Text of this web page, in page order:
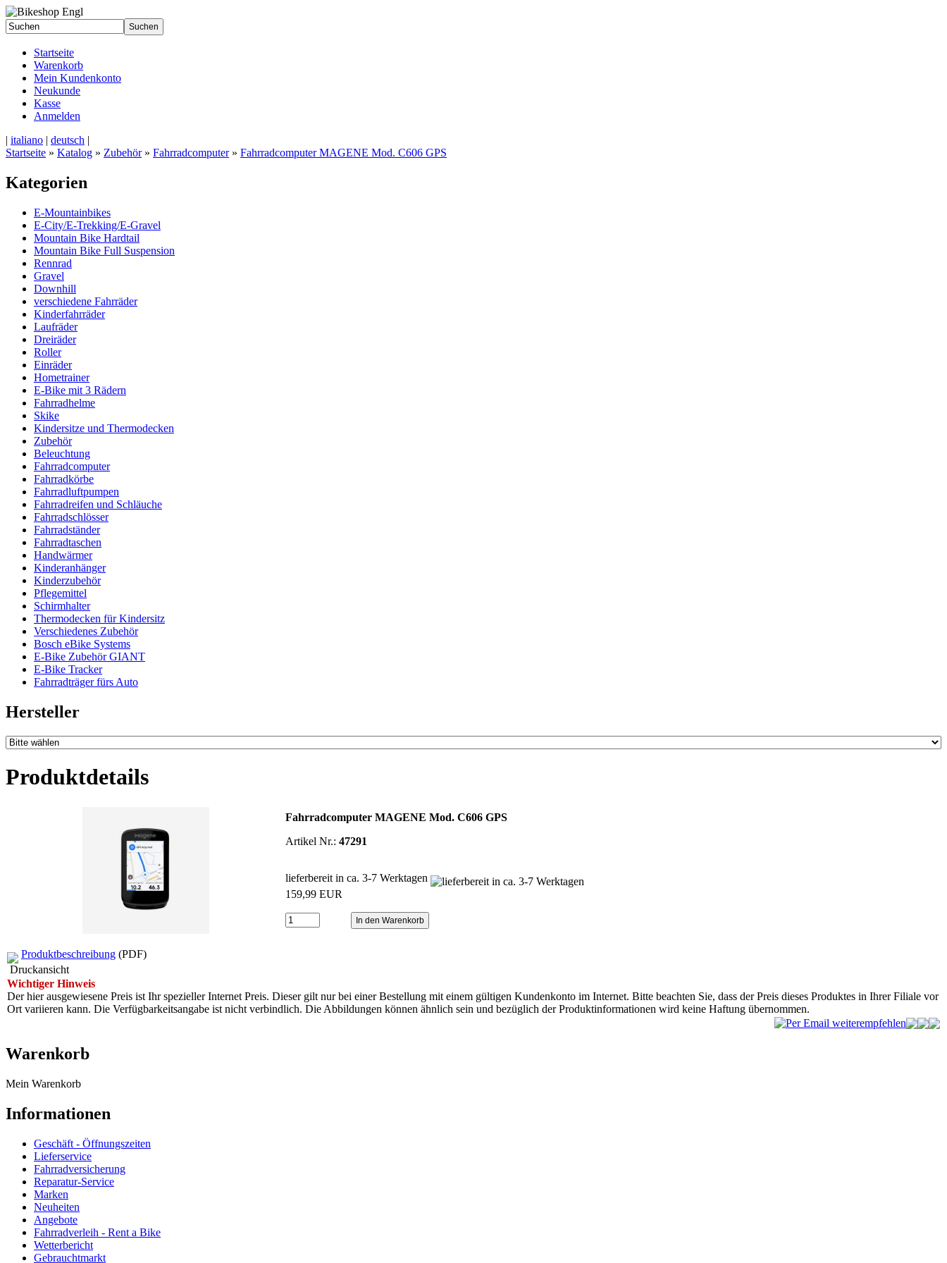
Startseite
Warenkorb
Mein Kundenkonto
Neukunde
Kasse
Anmelden
| italiano | deutsch |
Startseite » Katalog » Zubehör» Fahrradcomputer» Fahrradcomputer MAGENE Mod. C606 GPS
Kategorien
E-Mountainbikes
E-City/E-Trekking/E-Gravel
Mountain Bike Hardtail
Mountain Bike Full Suspension
Rennrad
Gravel
Downhill
verschiedene Fahrräder
Kinderfahrräder
Laufräder
Dreiräder
Roller
Einräder
Hometrainer
E-Bike mit 3 Rädern
Fahrradhelme
Skike
Kindersitze und Thermodecken
Zubehör
Beleuchtung
Fahrradcomputer
Fahrradkörbe
Fahrradluftpumpen
Fahrradreifen und Schläuche
Fahrradschlösser
Fahrradständer
Fahrradtaschen
Handwärmer
Kinderanhänger
Kinderzubehör
Pflegemittel
Schirmhalter
Thermodecken für Kindersitz
Verschiedenes Zubehör
Bosch eBike Systems
E-Bike Zubehör GIANT
E-Bike Tracker
Fahrradträger fürs Auto
Hersteller
Produktdetails
Fahrradcomputer MAGENE Mod. C606 GPS
Artikel Nr.: 47291
lieferbereit in ca. 3-7 Werktagen
159,99 EUR
Produktbeschreibung (PDF)
Druckansicht
Wichtiger Hinweis
Der hier ausgewiesene Preis ist Ihr spezieller Internet Preis. Dieser gilt nur bei einer Bestellung mit einem gültigen Kundenkonto im Internet. Bitte beachten Sie, dass der Preis dieses Produktes in Ihrer Filiale vor
Ort variieren kann. Die Verfügbarkeitsangabe ist nicht verbindlich. Die Abbildungen können ähnlich sein und bezüglich der Produktinformationen wird keine Haftung übernommen.
Warenkorb
Mein Warenkorb
Informationen
Geschäft - Öffnungszeiten
Lieferservice
Fahrradversicherung
Reparatur-Service
Marken
Neuheiten
Angebote
Fahrradverleih - Rent a Bike
Wetterbericht
Gebrauchtmarkt